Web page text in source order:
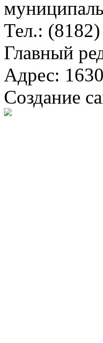
Тел.:
Главный
Адрес:
Создание